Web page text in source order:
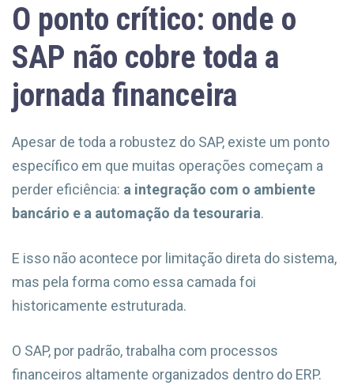
O ponto crítico: onde o
SAP não cobre toda a
jornada financeira
Apesar de toda a robustez do SAP, existe um ponto
específico em que muitas operações começam a
perder eficiência: a integração com o ambiente
bancário e a automação da tesouraria.
E isso não acontece por limitação direta do sistema,
mas pela forma como essa camada foi
historicamente estruturada.
O SAP, por padrão, trabalha com processos
financeiros altamente organizados dentro do ERP.